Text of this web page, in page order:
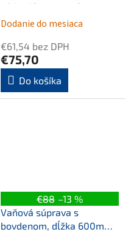
zátka 72mm, meď mat
Dodanie do mesiaca
€61,54 bez DPH
€75,70
Do košíka
€88 –13 %
Vaňová súprava s
bovdenom, dĺžka 600mm,